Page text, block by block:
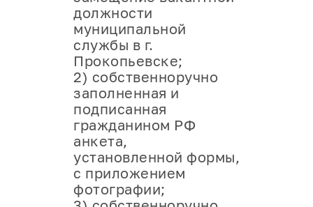
должности
муниципальной
службы в г.
Прокопьевске;
2) собственноручно
заполненная и
подписанная
гражданином РФ
анкета,
установленной формы,
с приложением
фотографии;